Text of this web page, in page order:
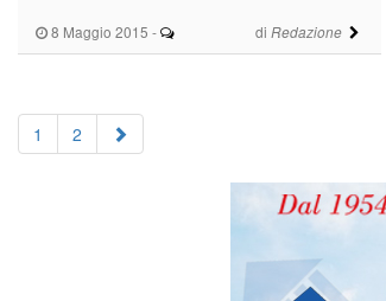
8 Maggio 2015 - di Redazione
1 2